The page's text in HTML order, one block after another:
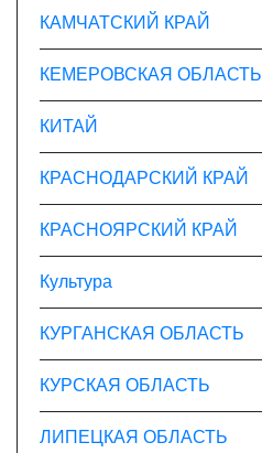
КАМЧАТСКИЙ КРАЙ
КЕМЕРОВСКАЯ ОБЛАСТЬ
КИТАЙ
КРАСНОДАРСКИЙ КРАЙ
КРАСНОЯРСКИЙ КРАЙ
Культура
КУРГАНСКАЯ ОБЛАСТЬ
КУРСКАЯ ОБЛАСТЬ
ЛИПЕЦКАЯ ОБЛАСТЬ